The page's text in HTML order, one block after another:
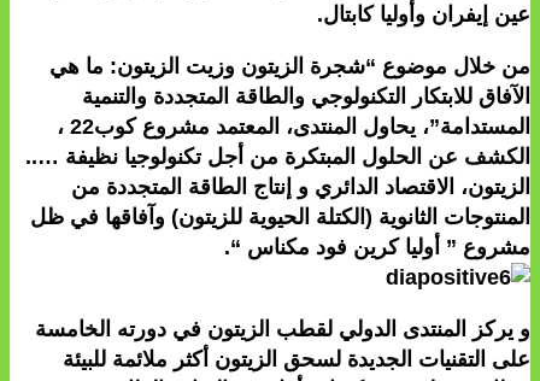
عين إيفران وأوليا كابتال.
من خلال موضوع “شجرة الزيتون وزيت الزيتون: ما هي
الآفاق للابتكار التكنولوجي والطاقة المتجددة والتنمية
المستدامة”، يحاول المنتدى، المعتمد مشروع كوب22 ،
الكشف عن الحلول المبتكرة من أجل تكنولوجيا نظيفة …..
الزيتون، الاقتصاد الدائري و إنتاج الطاقة المتجددة من
المنتوجات الثانوية (الكتلة الحيوية للزيتون) وآفاقها في ظل
مشروع ” أوليا كرين فود مكناس “.
و يركز المنتدى الدولي لقطب الزيتون في دورته الخامسة
على التقنيات الجديدة لسحق الزيتون أكثر ملائمة للبيئة